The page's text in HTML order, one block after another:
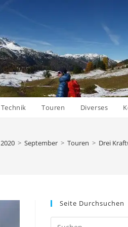
Technik Touren Diverses
2020 > September > Touren > Drei
Seite Durchsuchen